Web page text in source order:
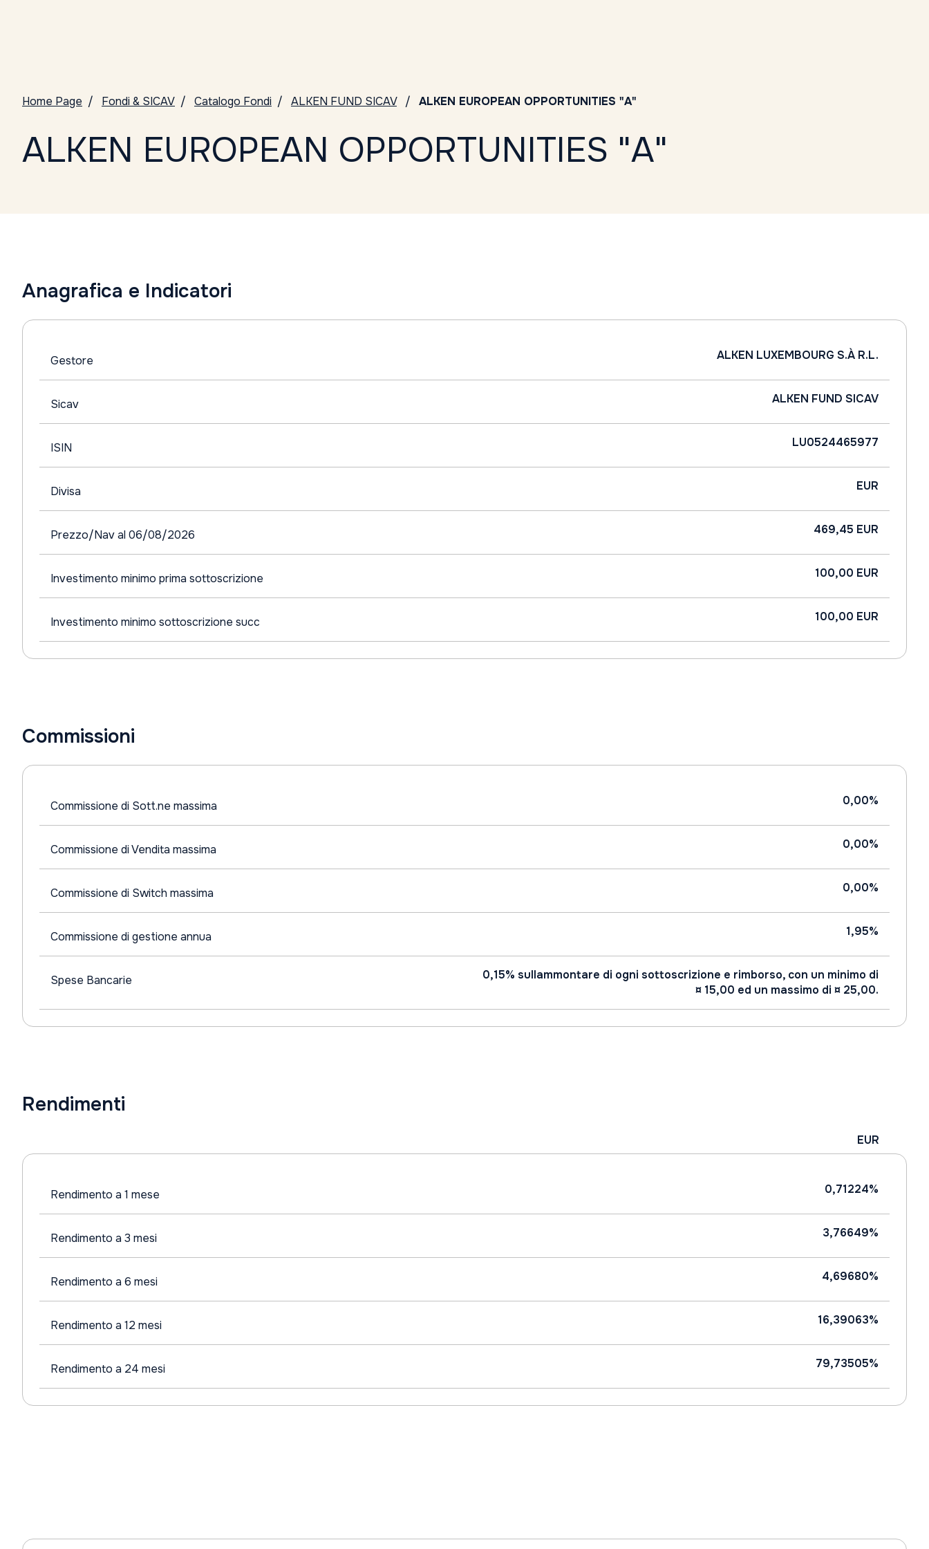
Home Page Fondi & SICAV Catalogo Fondi ALKEN FUND SICAV ALKEN EUROPEAN OPPORTUNITIES "A"
ALKEN EUROPEAN OPPORTUNITIES "A"
Anagrafica e Indicatori
Gestore ALKEN LUXEMBOURG S.À R.L.
Sicav ALKEN FUND SICAV
ISIN LU0524465977
Divisa EUR
Prezzo/Nav al 06/08/2026 469,45 EUR
Investimento minimo prima sottoscrizione 100,00 EUR
Investimento minimo sottoscrizione succ 100,00 EUR
Commissioni
Commissione di Sott.ne massima 0,00%
Commissione di Vendita massima 0,00%
Commissione di Switch massima 0,00%
Commissione di gestione annua 1,95%
Spese Bancarie
0,15% sullammontare di ogni sottoscrizione e rimborso, con un minimo di
¤ 15,00 ed un massimo di ¤ 25,00.
Rendimenti
EUR
Rendimento a 1 mese 0,71224%
Rendimento a 3 mesi 3,76649%
Rendimento a 6 mesi 4,69680%
Rendimento a 12 mesi 16,39063%
Rendimento a 24 mesi 79,73505%